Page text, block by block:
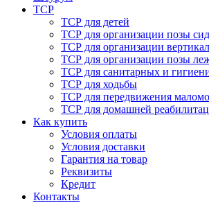
ТСР
ТСР для детей
ТСР для организации позы
ТСР для организации
ТСР для организации позы
ТСР для санитарных и
ТСР для ходьбы
ТСР для передвижения
ТСР для домашней
Как купить
Условия оплаты
Условия доставки
Гарантия на товар
Реквизиты
Кредит
Контакты